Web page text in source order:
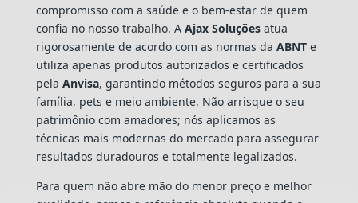
compromisso com a saúde e o bem-estar de quem
confia no nosso trabalho. A Ajax Soluçõesatua
rigorosamente de acordo com as normas da ABNTe
utiliza apenas produtos autorizados e certificados
pela Anvisa, garantindo métodos seguros para a sua
família, pets e meio ambiente. Não arrisque o seu
patrimônio com amadores; nós aplicamos as
técnicas mais modernas do mercado para assegurar
resultados duradouros e totalmente legalizados.
Para quem não abre mão do menor preço e melhor